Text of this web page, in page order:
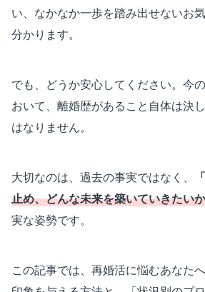
い、なかなか一歩を踏み出せないお
分かります。
でも、どうか安心してください。今
おいて、離婚歴があること自体は決
はなりません。
大切なのは、過去の事実ではなく、 「
止め、どんな未来を築いていきたいか
実な姿勢です。
この記事では、再婚活に悩むあなた